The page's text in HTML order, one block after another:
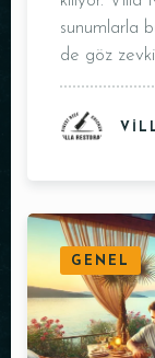
sunumlarla
de göz
GENEL